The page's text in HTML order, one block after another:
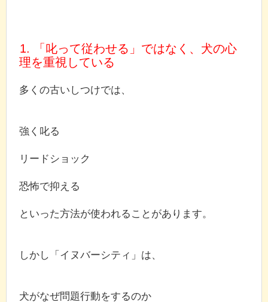
1. 「叱って従わせる」ではなく、犬の心
理を重視している
多くの古いしつけでは、
強く叱る
リードショック
恐怖で抑える
といった方法が使われることがあります。
しかし「イヌバーシティ」は、
犬がなぜ問題行動をするのか